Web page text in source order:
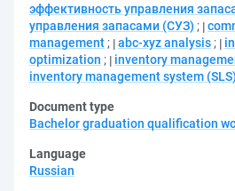
эффективность управления
управления запасами (СУЗ) ;
management ; abc-xyz analysis ;
optimization ; inventory
inventory management system (SLS)
Document type
Bachelor graduation qualification
Language
Russian